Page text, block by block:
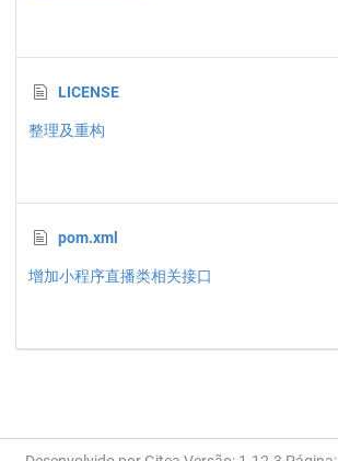
LICENSE
整理及重构
pom.xml
增加小程序直播类相关接口